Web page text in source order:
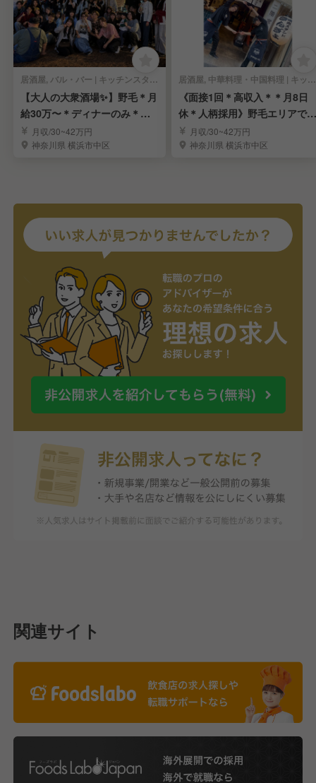
居酒屋, バル・バー | キッチンスタッフ
【大人の大衆酒場✨】野毛＊月
給30万〜＊ディナーのみ＊未
経験OK＊面接1回
月収/30~42万円
神奈川県 横浜市中区
居酒屋, 中華料理・中国料理 | キッチンスタッフ
《面接1回＊高収入＊＊月8日
休＊人柄採用》野毛エリアで根
付く人気の大衆酒場
月収/30~42万円
神奈川県 横浜市中区
関連サイト